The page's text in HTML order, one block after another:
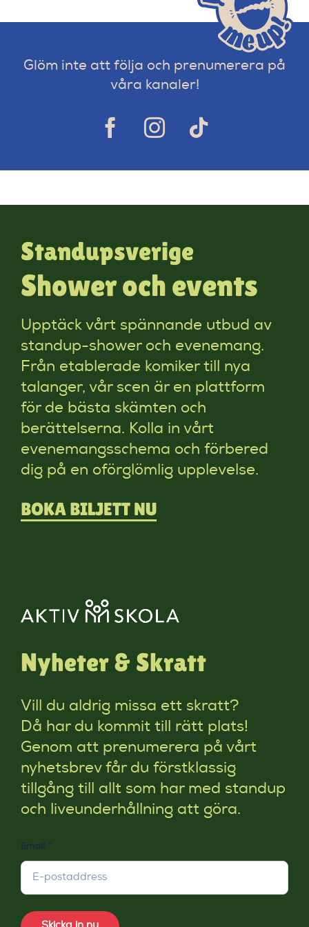
Glöm inte att följa och prenumerera på
våra kanaler!
Standupsverige
Shower och events
Upptäck vårt spännande utbud av
standup-shower och evenemang.
Från etablerade komiker till nya
talanger, vår scen är en plattform
för de bästa skämten och
berättelserna. Kolla in vårt
evenemangsschema och förbered
dig på en oförglömlig upplevelse.
BOKA BILJETT NU
Nyheter & Skratt
Vill du aldrig missa ett skratt?
Då har du kommit till rätt plats!
Genom att prenumerera på vårt
nyhetsbrev får du förstklassig
tillgång till allt som har med standup
och liveunderhållning att göra.
Email *